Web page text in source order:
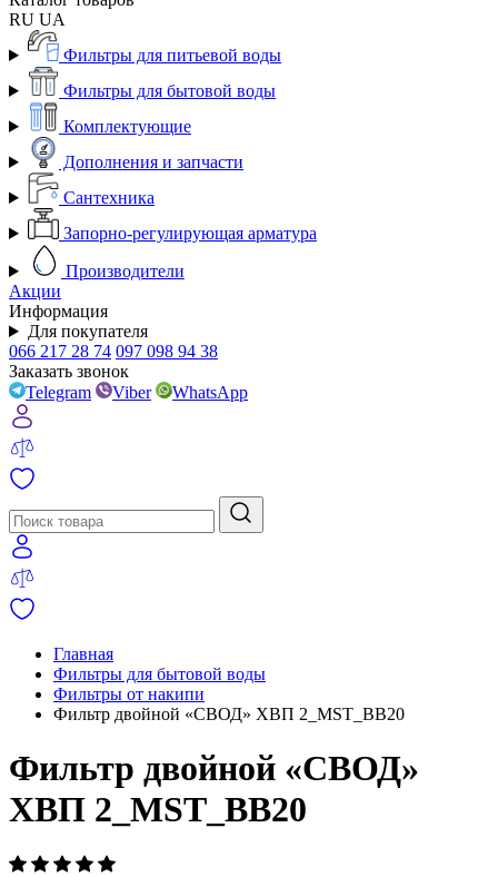
RU UA
Фильтры для питьевой воды
Фильтры для бытовой воды
Комплектующие
Дополнения и запчасти
Сантехника
Запорно-регулирующая арматура
Производители
Акции
Информация
Для покупателя
066 217 28 74 097 098 94 38
Заказать звонок
Telegram
Viber WhatsApp
Главная
Фильтры для бытовой воды
Фильтры от накипи
Фильтр двойной «СВОД» ХВП 2_MST_BB20
Фильтр двойной «СВОД»
ХВП 2_MST_BB20